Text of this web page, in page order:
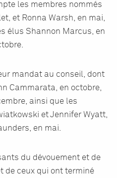
les membres nommés
et Ronna Warsh, en mai,
élus Shannon Marcus, en
mandat au conseil, dont
Cammarata, en octobre,
ainsi que les
et Jennifer Wyatt,
en mai.
du dévouement et de
de ceux qui ont terminé